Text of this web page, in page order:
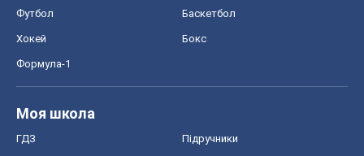
Футбол Баскетбол
Хокей Бокс
Формула-1
Моя школа
ГДЗ Підручники